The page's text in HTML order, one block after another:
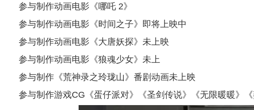
参与制作动画电影《哪吒 2》
参与制作动画电影《时间之子》即将上映中
参与制作动画电影《大唐妖探》未上映
参与制作动画电影《狼魂少女》未上
参与制作《荒神录之玲珑山》番剧动画未上映
参与制作游戏CG 《蛋仔派对》《圣剑传说》《无限暖暖》